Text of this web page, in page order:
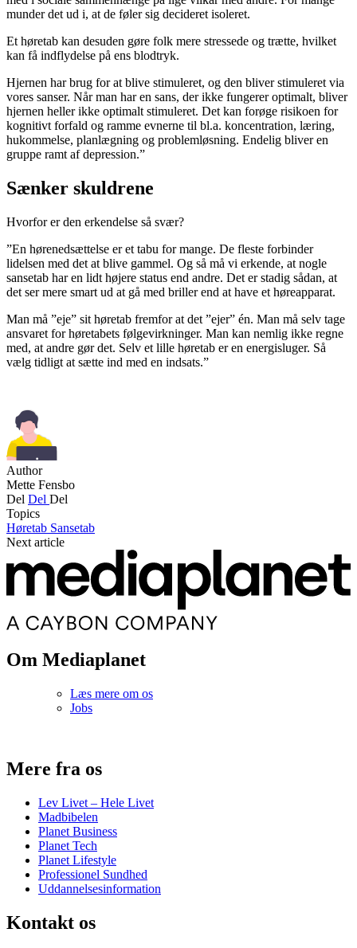
munder det ud i, at de føler sig decideret isoleret.
Et høretab kan desuden gøre folk mere stressede og trætte, hvilket
kan få indflydelse på ens blodtryk.
Hjernen har brug for at blive stimuleret, og den bliver stimuleret via
vores sanser. Når man har en sans, der ikke fungerer optimalt, bliver
hjernen heller ikke optimalt stimuleret. Det kan forøge risikoen for
kognitivt forfald og ramme evnerne til bl.a. koncentration, læring,
hukommelse, planlægning og problemløsning. Endelig bliver en
gruppe ramt af depression.”
Sænker skuldrene
Hvorfor er den erkendelse så svær?
”En hørenedsættelse er et tabu for mange. De fleste forbinder
lidelsen med det at blive gammel. Og så må vi erkende, at nogle
sansetab har en lidt højere status end andre. Det er stadig sådan, at
det ser mere smart ud at gå med briller end at have et høreapparat.
Man må ”eje” sit høretab fremfor at det ”ejer” én. Man må selv tage
ansvaret for høretabets følgevirkninger. Man kan nemlig ikke regne
med, at andre gør det. Selv et lille høretab er en energisluger. Så
vælg tidligt at sætte ind med en indsats.”
Author
Mette Fensbo
Del Del Del
Topics
Høretab Sansetab
Next article
Om Mediaplanet
Læs mere om os
Jobs
Mere fra os
Lev Livet – Hele Livet
Madbibelen
Planet Business
Planet Tech
Planet Lifestyle
Professionel Sundhed
Uddannelsesinformation
Kontakt os